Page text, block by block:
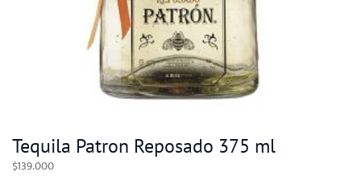
Tequila Patron Reposado 375 ml
$139.000